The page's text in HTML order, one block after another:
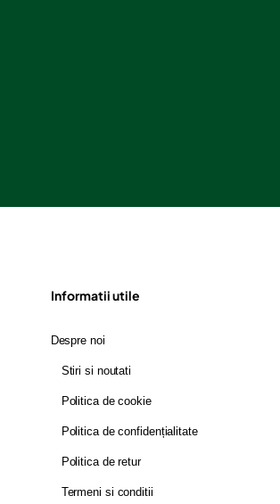
Informatii utile
Despre noi
Stiri si noutati
Politica de cookie
Politica de confidențialitate
Politica de retur
Termeni si conditii